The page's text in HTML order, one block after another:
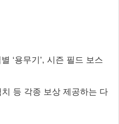
‘용무기’, 시즌 필드 보스
치 등 각종 보상 제공하는 다